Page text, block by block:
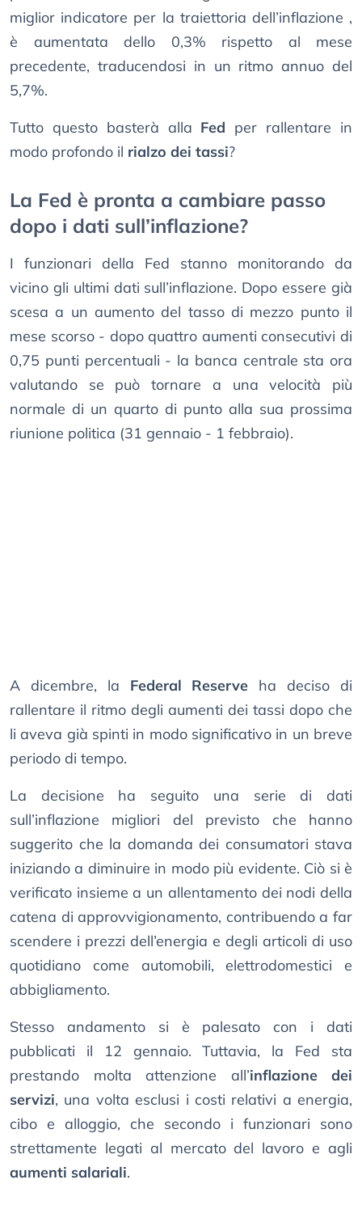
miglior indicatore per la traiettoria dell’inflazione ,
è aumentata dello 0,3% rispetto al mese
precedente, traducendosi in un ritmo annuo del
5,7%.
Tutto questo basterà alla Fed per rallentare in
modo profondo il rialzo dei tassi?
La Fed è pronta a cambiare passo
dopo i dati sull’inflazione?
I funzionari della Fed stanno monitorando da
vicino gli ultimi dati sull’inflazione. Dopo essere già
scesa a un aumento del tasso di mezzo punto il
mese scorso - dopo quattro aumenti consecutivi di
0,75 punti percentuali - la banca centrale sta ora
valutando se può tornare a una velocità più
normale di un quarto di punto alla sua prossima
riunione politica (31 gennaio - 1 febbraio).
A dicembre, la Federal Reserve ha deciso di
rallentare il ritmo degli aumenti dei tassi dopo che
li aveva già spinti in modo significativo in un breve
periodo di tempo.
La decisione ha seguito una serie di dati
sull’inflazione migliori del previsto che hanno
suggerito che la domanda dei consumatori stava
iniziando a diminuire in modo più evidente. Ciò si è
verificato insieme a un allentamento dei nodi della
catena di approvvigionamento, contribuendo a far
scendere i prezzi dell’energia e degli articoli di uso
quotidiano come automobili, elettrodomestici e
abbigliamento.
Stesso andamento si è palesato con i dati
pubblicati il 12 gennaio. Tuttavia, la Fed sta
prestando molta attenzione all’inflazione dei
servizi, una volta esclusi i costi relativi a energia,
cibo e alloggio, che secondo i funzionari sono
strettamente legati al mercato del lavoro e agli
aumenti salariali.